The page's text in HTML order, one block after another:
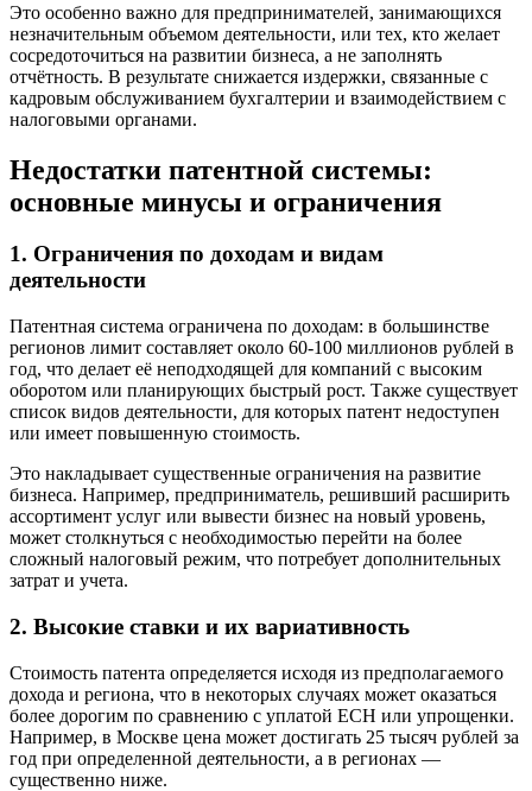
Это особенно важно для предпринимателей, занимающихся
незначительным объемом деятельности, или тех, кто желает
сосредоточиться на развитии бизнеса, а не заполнять
отчётность. В результате снижается издержки, связанные с
кадровым обслуживанием бухгалтерии и взаимодействием с
налоговыми органами.
Недостатки патентной системы:
основные минусы и ограничения
1. Ограничения по доходам и видам
деятельности
Патентная система ограничена по доходам: в большинстве
регионов лимит составляет около 60-100 миллионов рублей в
год, что делает её неподходящей для компаний с высоким
оборотом или планирующих быстрый рост. Также существует
список видов деятельности, для которых патент недоступен
или имеет повышенную стоимость.
Это накладывает существенные ограничения на развитие
бизнеса. Например, предприниматель, решивший расширить
ассортимент услуг или вывести бизнес на новый уровень,
может столкнуться с необходимостью перейти на более
сложный налоговый режим, что потребует дополнительных
затрат и учета.
2. Высокие ставки и их вариативность
Стоимость патента определяется исходя из предполагаемого
дохода и региона, что в некоторых случаях может оказаться
более дорогим по сравнению с уплатой ЕСН или упрощенки.
Например, в Москве цена может достигать 25 тысяч рублей за
год при определенной деятельности, а в регионах —
существенно ниже.